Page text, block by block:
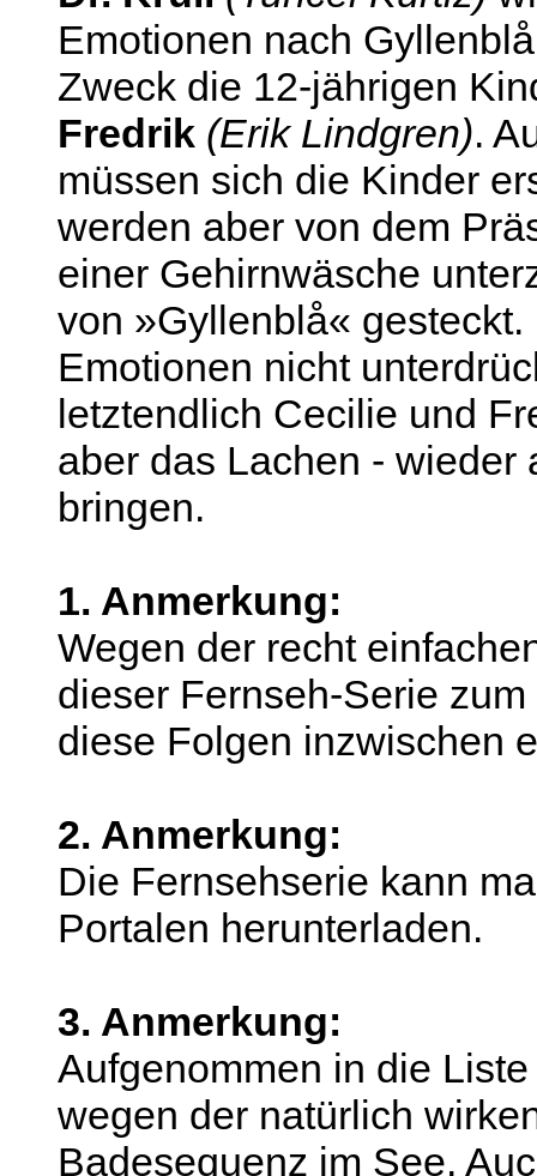
Emotionen nach
Zweck die 12-jährigen
Fredrik (Erik Lindgren).
müssen sich die Kinder
werden aber von dem
einer Gehirnwäsche
von »Gyllenblå«
Emotionen nicht
letztendlich Cecilie und
aber das Lachen -
bringen.
1. Anmerkung:
Wegen der recht
dieser Fernseh-Serie
diese Folgen inzwischen
2. Anmerkung:
Die Fernsehserie kann
Portalen herunterladen.
3. Anmerkung:
Aufgenommen in die
wegen der natürlich
Badesequenz im See.